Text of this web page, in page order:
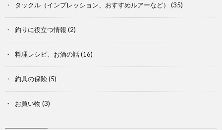
タックル（インプレッション、おすすめルアーなど） (35)
釣りに役立つ情報 (2)
料理レシピ、お酒の話(16)
釣具の保険(5)
お買い物 (3)